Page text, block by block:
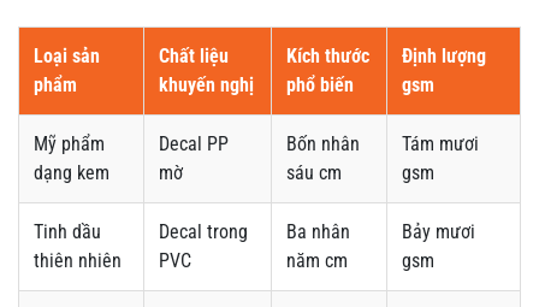
Loại sản
phẩm
Chất liệu
khuyến nghị
Kích thước
phổ biến
Định lượng
gsm
Mỹ phẩm
dạng kem
Decal PP
mờ
Bốn nhân
sáu cm
Tám mươi
gsm
Tinh dầu
thiên nhiên
Decal trong
PVC
Ba nhân
năm cm
Bảy mươi
gsm